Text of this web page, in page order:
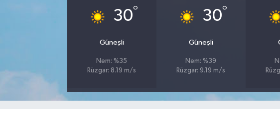
30°
Güneşli
Nem: %35
Rüzgar: 8.19 m/s
30°
Güneşli
Nem: %39
Rüzgar: 9.19 m/s